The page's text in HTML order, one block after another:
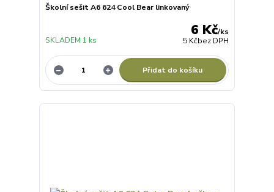
Školní sešit A6 624 Cool Bear linkovaný
6 Kč/ks
5 Kčbez DPH
SKLADEM 1 ks
Přidat do košíku